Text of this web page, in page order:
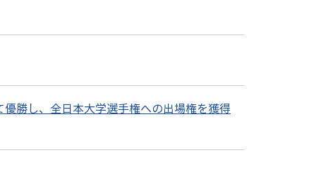
勝し、全日本大学選手権への出場権を獲得